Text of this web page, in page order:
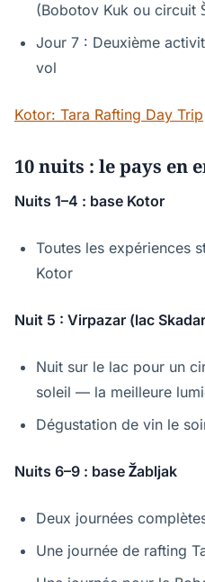
(Bobotov Kuk ou circuit
Jour 7 : Deuxième
vol
Kotor: Tara Rafting Day Trip
10 nuits : le pays en
Nuits 1–4 : base Kotor
Toutes les expériences
Kotor
Nuit 5 : Virpazar (lac
Nuit sur le lac pour un
soleil — la meilleure
Dégustation de vin le
Nuits 6–9 : base Žabljak
Deux journées
Une journée de rafting